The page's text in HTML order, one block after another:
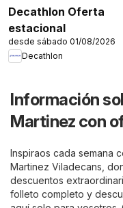
Decathlon Oferta
estacional
desde sábado 01/08/2026
Decathlon
Información
Martinez con
Inspiraos cada semana
Martinez Viladecans,
descuentos
folleto completo y